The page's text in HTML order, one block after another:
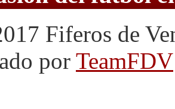
Fiferos de
por TeamFDV